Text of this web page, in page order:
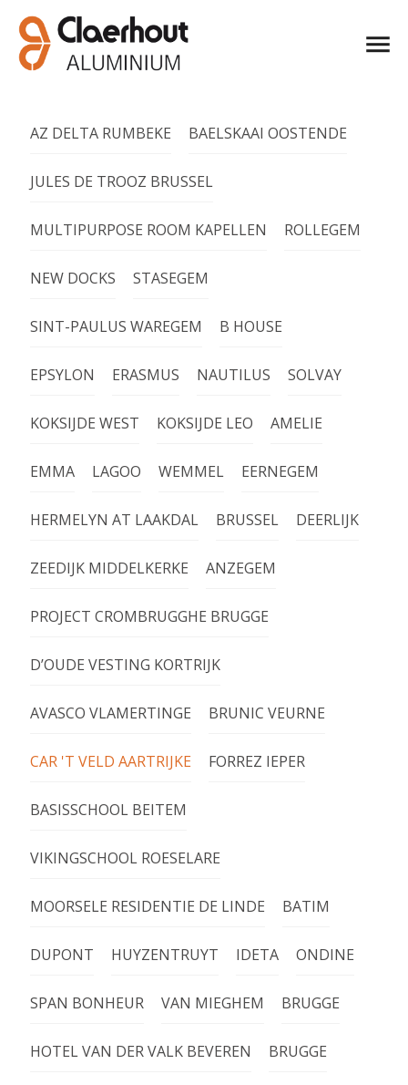
AZ DELTA RUMBEKE BAELSKAAI OOSTENDE
JULES DE TROOZ BRUSSEL
MULTIPURPOSE ROOM KAPELLEN ROLLEGEM
NEW DOCKS STASEGEM
SINT-PAULUS WAREGEM B HOUSE
EPSYLON ERASMUS NAUTILUS SOLVAY
KOKSIJDE WEST KOKSIJDE LEO AMELIE
EMMA LAGOO WEMMEL EERNEGEM
HERMELYN AT LAAKDAL BRUSSEL DEERLIJK
ZEEDIJK MIDDELKERKE ANZEGEM
PROJECT CROMBRUGGHE BRUGGE
D’OUDE VESTING KORTRIJK
AVASCO VLAMERTINGE BRUNIC VEURNE
CAR 'T VELD AARTRIJKE FORREZ IEPER
BASISSCHOOL BEITEM
VIKINGSCHOOL ROESELARE
MOORSELE RESIDENTIE DE LINDE BATIM
DUPONT HUYZENTRUYT IDETA ONDINE
SPAN BONHEUR VAN MIEGHEM BRUGGE
HOTEL VAN DER VALK BEVEREN BRUGGE